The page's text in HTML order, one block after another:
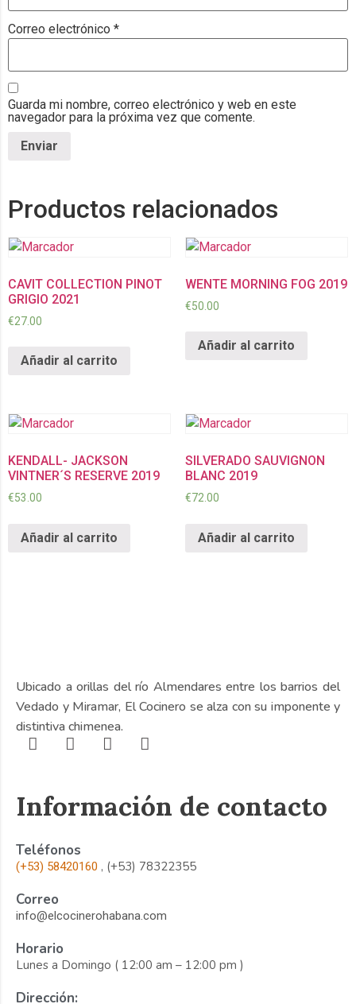
Correo electrónico *
Guarda mi nombre, correo electrónico y web en este
navegador para la próxima vez que comente.
Productos relacionados
CAVIT COLLECTION PINOT
GRIGIO 2021
€27.00
Añadir al carrito
WENTE MORNING FOG 2019
€50.00
Añadir al carrito
KENDALL- JACKSON
VINTNER´S RESERVE 2019
€53.00
Añadir al carrito
SILVERADO SAUVIGNON
BLANC 2019
€72.00
Añadir al carrito
Ubicado a orillas del río Almendares entre los barrios del
Vedado y Miramar, El Cocinero se alza con su imponente y
distintiva chimenea.
Información de contacto
Teléfonos
(+53) 58420160 , (+53) 78322355
Correo
info@elcocinerohabana.com
Horario
Lunes a Domingo ( 12:00 am – 12:00 pm )
Dirección: